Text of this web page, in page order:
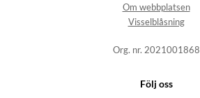
Om webbplatsen
Visselblåsning
Org. nr. 2021001868
Följ oss